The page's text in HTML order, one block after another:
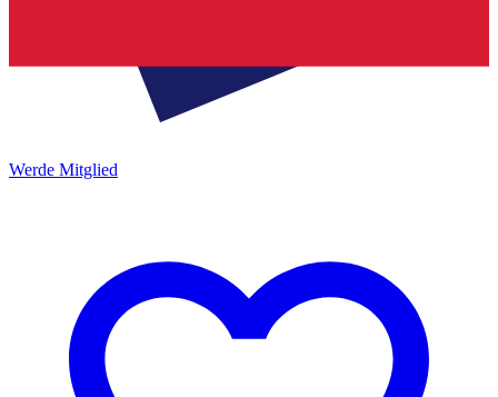
Werde Mitglied